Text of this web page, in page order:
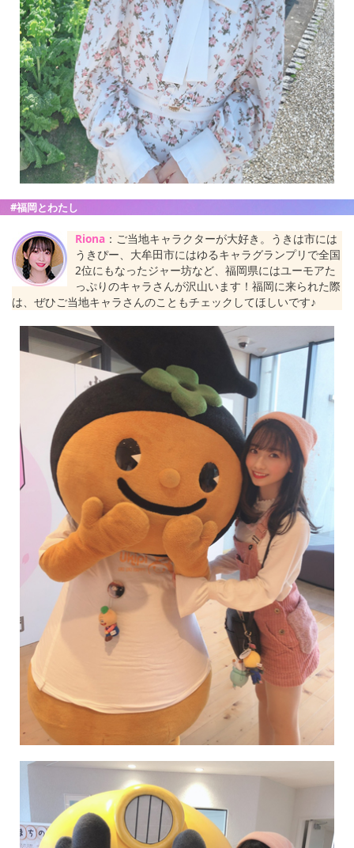
#福岡とわたし
Riona ：ご当地キャラクターが大好き。うきは市には
うきぴー、大牟田市にはゆるキャラグランプリで全国
2位にもなったジャー坊など、福岡県にはユーモアた
っぷりのキャラさんが沢山います！福岡に来られた際
は、ぜひご当地キャラさんのこともチェックしてほしいです♪